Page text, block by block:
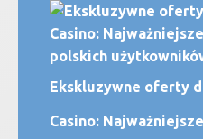
Ekskluzywne oferty
Casino: